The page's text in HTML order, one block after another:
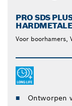
PRO SDS
Voor boorhamers,
Ontworpen